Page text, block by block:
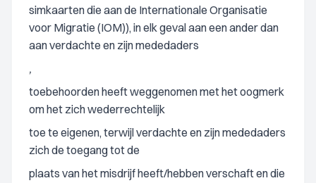
simkaarten die aan de Internationale Organisatie
voor Migratie (IOM)), in elk geval aan een ander dan
aan verdachte en zijn mededaders
,
toebehoorden heeft weggenomen met het oogmerk
om het zich wederrechtelijk
toe te eigenen, terwijl verdachte en zijn mededaders
zich de toegang tot de
plaats van het misdrijf heeft/hebben verschaft en die